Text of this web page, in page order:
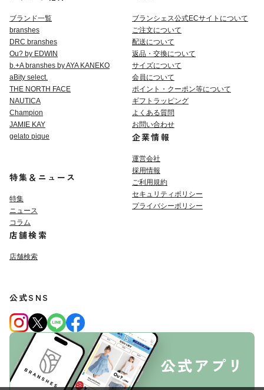
ブランド一覧
branshes
DRC branshes
Ou? by EDWIN
b.+A branshes by AYA KANEKO
aBity select.
THE NORTH FACE
NAUTICA
Champion
JAMIE KAY
gelato pique
特集＆ニュース
特集
ニュース
コラム
店舗検索
店舗検索
ブランシェス公式ECサイト について
ご注文について
配送について
返品・交換について
サイズについて
会員について
ポイント・クーポン等について
ギフトラッピング
よくある質問
お問い合わせ
企業情報
運営会社
採用情報
ご利用規約
セキュリティポリシー
プライバシーポリシー
公式SNS